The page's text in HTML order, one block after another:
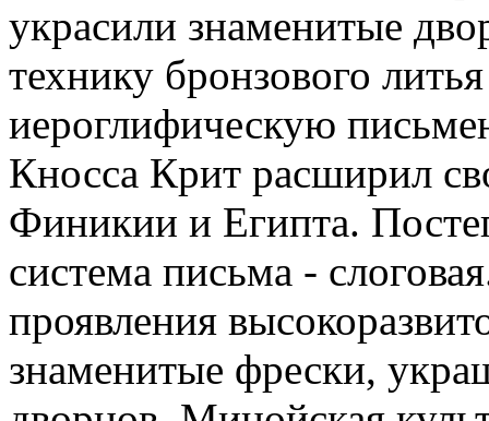
украсили знаменитые
технику бронзового
иероглифическую
Кносса Крит расширил
Финикии и Египта.
система письма -
проявления
знаменитые фрески,